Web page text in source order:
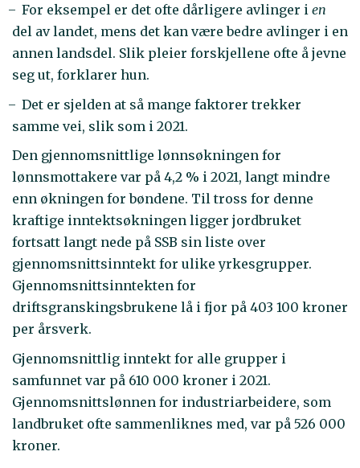
̶ For eksempel er det ofte dårligere avlinger i en
del av landet, mens det kan være bedre avlinger i en
annen landsdel. Slik pleier forskjellene ofte å jevne
seg ut, forklarer hun.
̶ Det er sjelden at så mange faktorer trekker
samme vei, slik som i 2021.
Den gjennomsnittlige lønnsøkningen for
lønnsmottakere var på 4,2 % i 2021, langt mindre
enn økningen for bøndene. Til tross for denne
kraftige inntektsøkningen ligger jordbruket
fortsatt langt nede på SSB sin liste over
gjennomsnittsinntekt for ulike yrkesgrupper.
Gjennomsnittsinntekten for
driftsgranskingsbrukene lå i fjor på 403 100 kroner
per årsverk.
Gjennomsnittlig inntekt for alle grupper i
samfunnet var på 610 000 kroner i 2021.
Gjennomsnittslønnen for industriarbeidere, som
landbruket ofte sammenliknes med, var på 526 000
kroner.